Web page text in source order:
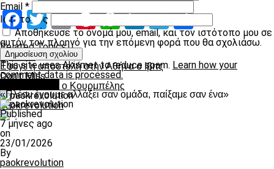
Facebook
Twitter
EmailPinterest
WhatsApp
LinkedIn
Telegram
Related Topics:
Up Next
Εφυγε η αποστολή στην Αθήνα ο Ιβιτς
Don't Miss
Δεν παίζει και ο Κουρμπέλης
paokrevolution
Email *
Ιστότοπος
Αποθήκευσε το όνομά μου, email, και τον ιστότοπο μου σε
αυτόν τον πλοηγό για την επόμενη φορά που θα σχολιάσω.
This site uses Akismet to reduce spam. Learn how your
comment data is processed.
«Πλέον έχουμε αλλάξει σαν ομάδα, παίξαμε σαν ένα»
Published
7 μήνες ago
on
23/01/2026
By
paokrevolution